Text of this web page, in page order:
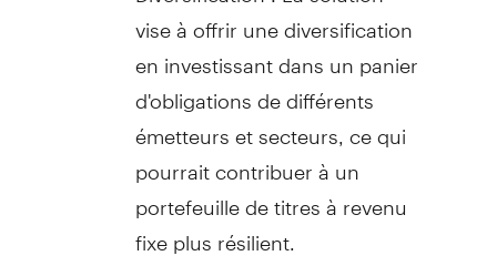
vise à offrir une diversification
en investissant dans un panier
d'obligations de différents
émetteurs et secteurs, ce qui
pourrait contribuer à un
portefeuille de titres à revenu
fixe plus résilient.